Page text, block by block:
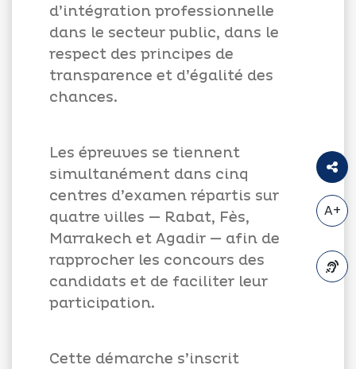
d’intégration professionnelle
dans le secteur public, dans le
respect des principes de
transparence et d’égalité des
chances.
Les épreuves se tiennent
simultanément dans cinq
centres d’examen répartis sur
quatre villes — Rabat, Fès,
Marrakech et Agadir — afin de
rapprocher les concours des
candidats et de faciliter leur
participation.
Cette démarche s’inscrit
A+